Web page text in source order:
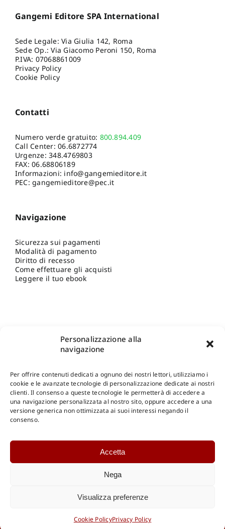
Personalizzazione alla
navigazione
Per offrire contenuti dedicati a ognuno dei nostri lettori, utilizziamo i
cookie e le avanzate tecnologie di personalizzazione dedicate ai nostri
clienti. Il consenso a queste tecnologie le permetterà di accedere a
una navigazione personalizzata al nostro sito, oppure accedere a una
versione generica non ottimizzata ai suoi interessi negando il
consenso.
Accetta
Nega
Visualizza preferenze
Cookie PolicyPrivacy Policy
Gangemi Editore SPA International
Sede Legale: Via Giulia 142, Roma
Sede Op.: Via Giacomo Peroni 150, Roma
P.IVA: 07068861009
Privacy Policy
Cookie Policy
Contatti
Numero verde gratuito: 800.894.409
Call Center:06.6872774
Urgenze:348.4769803
FAX: 06.68806189
Informazioni: info@gangemieditore.it
PEC: gangemieditore@pec.it
Navigazione
Sicurezza sui pagamenti
Modalità di pagamento
Diritto di recesso
Come effettuare gli acquisti
Leggere il tuo ebook
Shop Gangemi Editore-Pagamenti Sicuri e anche Rateali
Catalogo Online
Catalogo Internazionale
DOWNLOAD
Catalogo Internazionale